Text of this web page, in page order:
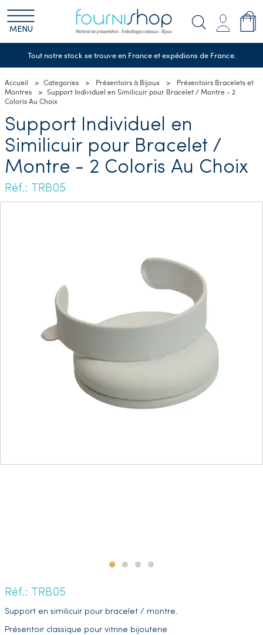
MENU
Tout notre stock se trouve en France et expédions de France.
Accueil Categories Présentoirs à Bijoux
Présentoirs Bracelets et
Montres
Support Individuel en Similicuir pour Bracelet / Montre - 2
Coloris Au Choix
Support Individuel en
Similicuir pour Bracelet /
Montre - 2 Coloris Au Choix
Réf.: TRB05
Réf.: TRB05
Support en similicuir pour bracelet / montre.
Présentoir classique pour vitrine bijouterie